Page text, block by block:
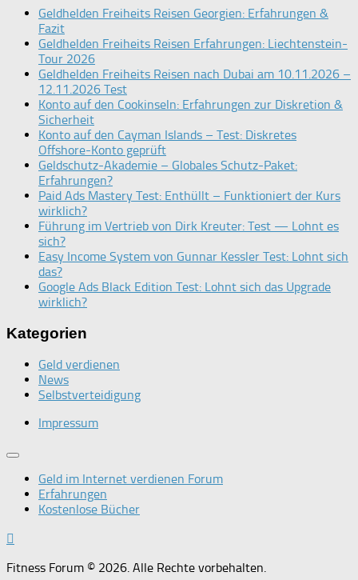
Geldhelden Freiheits Reisen Georgien: Erfahrungen &
Fazit
Geldhelden Freiheits Reisen Erfahrungen: Liechtenstein-
Tour 2026
Geldhelden Freiheits Reisen nach Dubai am 10.11.2026 –
12.11.2026 Test
Konto auf den Cookinseln: Erfahrungen zur Diskretion &
Sicherheit
Konto auf den Cayman Islands – Test: Diskretes
Offshore-Konto geprüft
Geldschutz-Akademie – Globales Schutz-Paket:
Erfahrungen?
Paid Ads Mastery Test: Enthüllt – Funktioniert der Kurs
wirklich?
Führung im Vertrieb von Dirk Kreuter: Test — Lohnt es
sich?
Easy Income System von Gunnar Kessler Test: Lohnt sich
das?
Google Ads Black Edition Test: Lohnt sich das Upgrade
wirklich?
Kategorien
Geld verdienen
News
Selbstverteidigung
Impressum
Geld im Internet verdienen Forum
Erfahrungen
Kostenlose Bücher
Fitness Forum © 2026. Alle Rechte vorbehalten.